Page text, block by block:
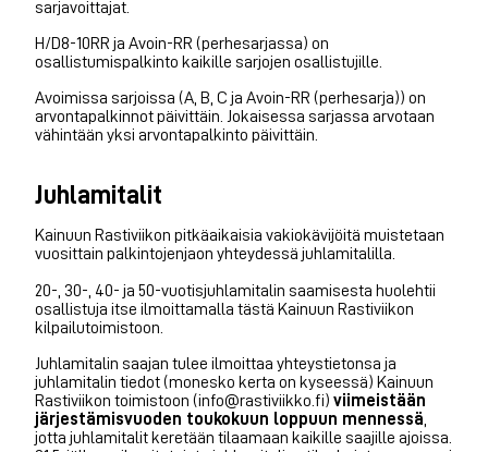
sarjavoittajat.
H/D8-10RR ja Avoin-RR (perhesarjassa) on
osallistumispalkinto kaikille sarjojen osallistujille.
Avoimissa sarjoissa (A, B, C ja Avoin-RR (perhesarja)) on
arvontapalkinnot päivittäin. Jokaisessa sarjassa arvotaan
vähintään yksi arvontapalkinto päivittäin.
Juhlamitalit
Kainuun Rastiviikon pitkäaikaisia vakiokävijöitä muistetaan
vuosittain palkintojenjaon yhteydessä juhlamitalilla.
20-, 30-, 40- ja 50-vuotisjuhlamitalin saamisesta huolehtii
osallistuja itse ilmoittamalla tästä Kainuun Rastiviikon
kilpailutoimistoon.
Juhlamitalin saajan tulee ilmoittaa yhteystietonsa ja
juhlamitalin tiedot (monesko kerta on kyseessä) Kainuun
Rastiviikon toimistoon (info@rastiviikko.fi) viimeistään
järjestämisvuoden toukokuun loppuun mennessä,
jotta juhlamitalit keretään tilaamaan kaikille saajille ajoissa.